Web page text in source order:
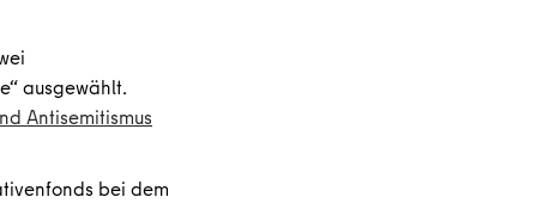
ausgewählt.
Antisemitismus
bei dem